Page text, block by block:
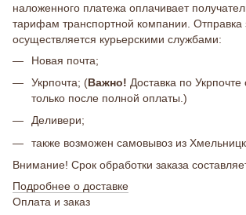
наложенного платежа оплачивает
тарифам транспортной компании. Отправка
осуществляется курьерскими службами:
Новая почта;
Укрпочта; (Важно! Доставка по
только после полной оплаты.)
Деливери;
также возможен самовывоз из
Внимание! Срок обработки заказа
Подробнее о доставке
Оплата и заказ